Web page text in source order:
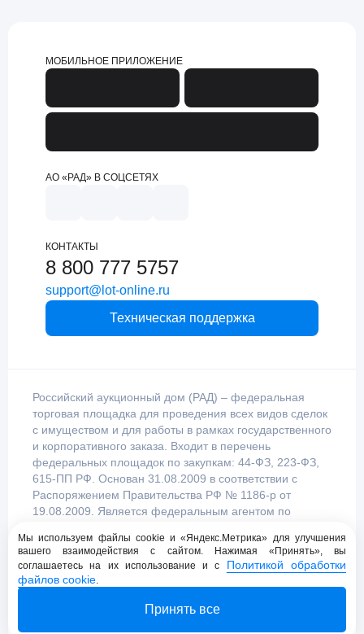
МОБИЛЬНОЕ ПРИЛОЖЕНИЕ
АО «РАД» В СОЦСЕТЯХ
КОНТАКТЫ
8 800 777 5757
support@lot-online.ru
Техническая поддержка
Российский аукционный дом (РАД) – федеральная
торговая площадка для проведения всех видов сделок
с имуществом и для работы в рамках государственного
и корпоративного заказа. Входит в перечень
федеральных площадок по закупкам: 44-ФЗ, 223-ФЗ,
615-ПП РФ. Основан 31.08.2009 в соответствии с
Распоряжением Правительства РФ № 1186-р от
19.08.2009. Является федеральным агентом по
Правительством Российской Федерации.
Политика конфиденциальности
Мы используем файлы cookie и «Яндекс.Метрика» для улучшения
вашего взаимодействия с сайтом. Нажимая «Принять», вы
соглашаетесь на их использование и с Политикой обработки
файлов cookie.
Принять все